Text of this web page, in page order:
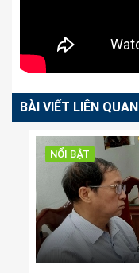
BÀI VIẾT LIÊN QUAN
NỔI BẬT